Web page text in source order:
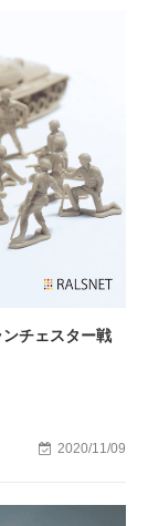
チェスター戦
2020/11/09